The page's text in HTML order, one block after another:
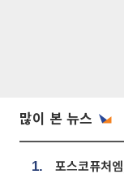
많이 본 뉴스
1.